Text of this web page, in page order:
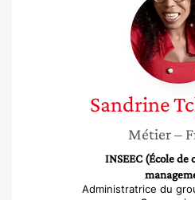
Sandrine
Métier–
INSEEC (École de
Administratrice du